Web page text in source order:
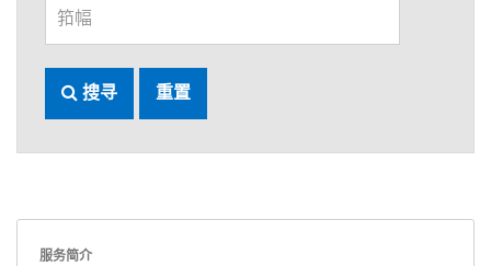
搜寻 重置
服务简介